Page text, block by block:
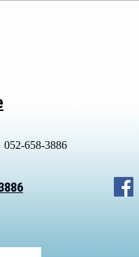
052-658-3886